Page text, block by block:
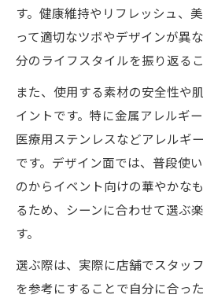
す。健康維持やリフレッシュ、
って適切なツボやデザインが異
分のライフスタイルを振り返るこ
また、使用する素材の安全性や
イントです。特に金属アレルギ
医療用ステンレスなどアレルギ
です。デザイン面では、普段使
のからイベント向けの華やかな
るため、シーンに合わせて選ぶ
す。
選ぶ際は、実際に店舗でスタッ
を参考にすることで自分に合っ